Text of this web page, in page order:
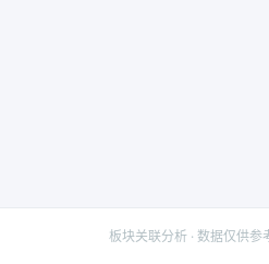
板块关联分析 · 数据仅供参